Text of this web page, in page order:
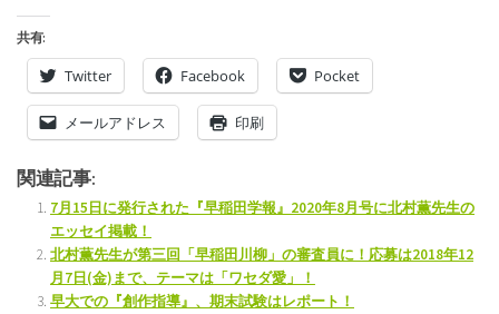
共有:
Twitter Facebook Pocket
メールアドレス 印刷
関連記事:
7月15日に発行された『早稲田学報』2020年8月号に北村薫先生の
エッセイ掲載！
北村薫先生が第三回「早稲田川柳」の審査員に！応募は2018年12
月7日(金)まで、テーマは「ワセダ愛」！
早大での『創作指導』、期末試験はレポート！